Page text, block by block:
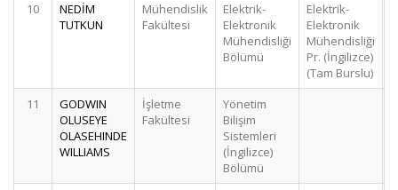
10
NEDİM
TUTKUN
Mühendislik
Fakültesi
Elektrik-
Elektronik
Mühendisliği
Bölümü
Elektrik-
Elektronik
Mühendisliği
Pr. (İngilizce)
(Tam Burslu)
11
GODWIN
OLUSEYE
OLASEHINDE
WILLIAMS
İşletme
Fakültesi
Yönetim
Bilişim
Sistemleri
(İngilizce)
Bölümü